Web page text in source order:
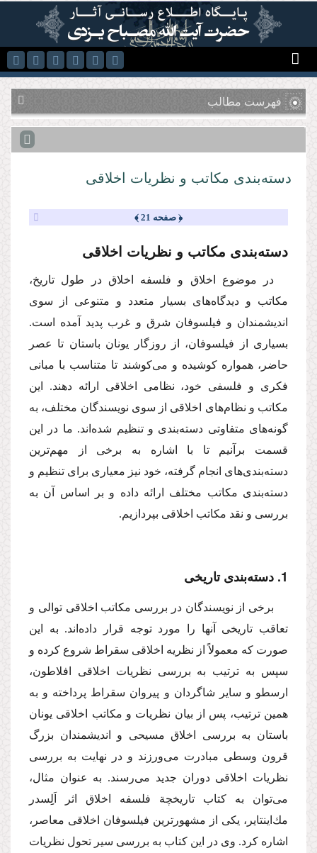
رفتن به محتوای اصلی
فهرست مطالب
‌دسته‌بندی مكاتب و نظریات اخلاقی
﴿ صفحه 21 ﴾
‌دسته‌بندی مكاتب و نظریات اخلاقی
در موضوع اخلاق و فلسفه اخلاق در طول تاریخ،
مكاتب و دیدگاه‌های بسیار متعدد و متنوعی از سوی
اندیشمندان و فیلسوفان شرق و غرب پدید آمده است.
بسیاری از فیلسوفان، از روزگار یونان باستان تا عصر
حاضر، همواره كوشیده‌ و می‌كوشند تا متناسب با مبانی
فكری و فلسفی خود، نظامی اخلاقی ارائه دهند. این
مكاتب و نظام‌های اخلاقی از سوی نویسندگان مختلف، به
گونه‌های متفاوتی دسته‌بندی و تنظیم شده‌اند. ما در این
قسمت برآنیم تا با اشاره به برخی از مهم‌ترین
دسته‌بندی‌های انجام گرفته، خود نیز معیاری برای تنظیم و
دسته‌بندی مكاتب مختلف ارائه داده و بر اساس آن به
بررسی و نقد مكاتب اخلاقی بپردازیم.
1. دسته‌بندی تاریخی
برخی از نویسندگان در بررسی مكاتب اخلاقی توالی و
تعاقب تاریخی آنها را مورد توجه قرار داده‌اند. به این
صورت كه معمولاً از نظریه اخلاقی سقراط شروع كرده و
سپس به ترتیب به بررسی نظریات اخلاقی ‌افلاطون،
ارسطو و سایر شاگردان و پیروان سقراط پرداخته و به
همین ترتیب، پس از بیان نظریات و مكاتب اخلاقی یونان
باستان به بررسی اخلاق مسیحی و اندیشمندان بزرگ
قرون وسطی مبادرت می‌ورزند و در نهایت به بررسی
نظریات اخلاقی دوران جدید می‌رسند. به عنوان مثال،
می‌توان به كتاب تاریخچة فلسفه اخلاق اثر اَلِِسدر
مك‌اینتایر، یكی از مشهورترین فیلسوفان اخلاقی معاصر،
اشاره كرد. وی در این كتاب به بررسی سیر تحول نظریات